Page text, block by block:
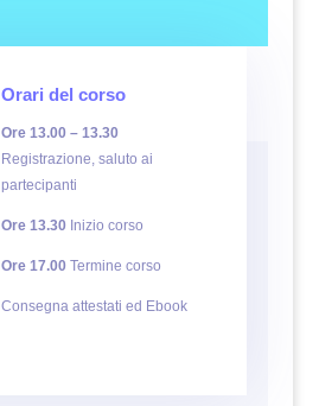
Orari del corso
Ore 13.00 – 13.30
Registrazione, saluto ai
partecipanti
Ore 13.30 Inizio corso
Ore 17.00 Termine corso
Consegna attestati ed Ebook